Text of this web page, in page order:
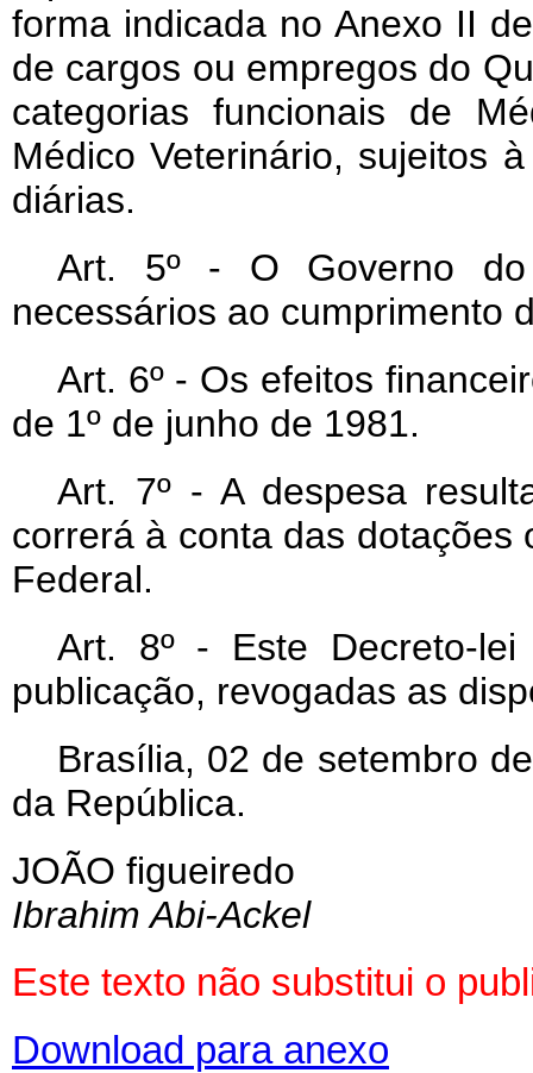
forma indicada no Anexo II
de cargos ou empregos do
categorias funcionais de
Médico Veterinário, sujeitos
diárias.
Art. 5º - O Governo do
necessários ao cumprimento
Art. 6º - Os efeitos
de 1º de junho de 1981.
Art. 7º - A despesa
correrá à conta das dotações
Federal.
Art. 8º - Este Decreto-
publicação, revogadas as
Brasília, 02 de setembro
da República.
JOÃO figueiredo
Ibrahim Abi-Ackel
Este texto não substitui o
Download para anexo